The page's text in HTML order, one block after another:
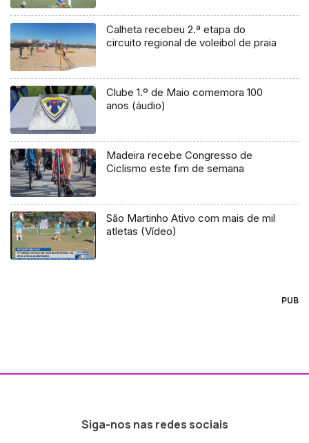
Calheta recebeu 2.ª etapa do
circuito regional de voleibol de praia
Clube 1.º de Maio comemora 100
anos (áudio)
Madeira recebe Congresso de
Ciclismo este fim de semana
São Martinho Ativo com mais de mil
atletas (Vídeo)
PUB
Siga-nos nas redes sociais